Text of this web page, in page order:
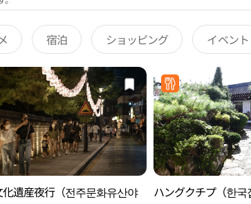
宿泊 ショッピング イベント
遺産夜行（전주문화유산야
ハングクチプ（한국